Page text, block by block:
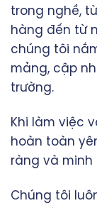
trong nghề,
hàng đến từ
chúng tôi
mảng, cập
trường.
Khi làm việc
hoàn toàn
ràng và minh
Chúng tôi